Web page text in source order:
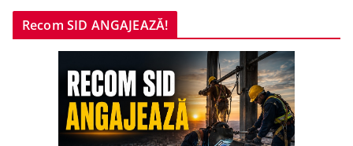
Recom SID ANGAJEAZĂ!